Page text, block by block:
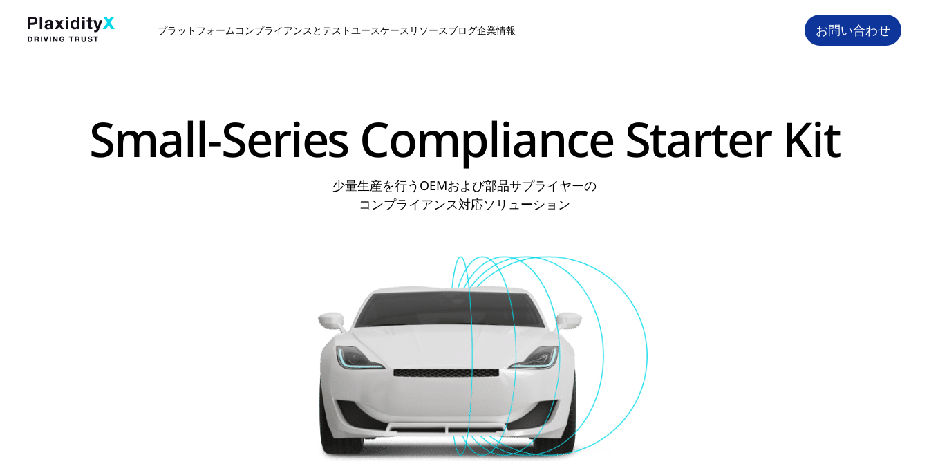
プラットフォームコンプライアンスとテストユースケース リソースブログ企業情報 お問い合わせ
Small-Series Compliance Starter Kit
少量生産を行うOEMおよび部品サプライヤーの
コンプライアンス対応ソリューション